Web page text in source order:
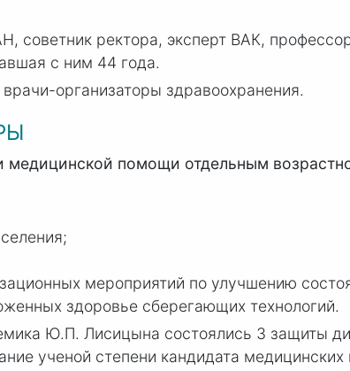
советник ректора, эксперт ВАК,
с ним 44 года.
организаторы здравоохранения.
медицинской помощи отдельным
мероприятий по улучшению
здоровье сберегающих технологий.
Ю.П. Лисицына состоялись 3 защиты
ученой степени кандидата медицинских